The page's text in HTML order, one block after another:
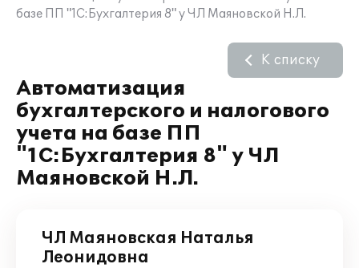
базе ПП "1С:Бухгалтерия 8" у ЧЛ Маяновской Н.Л.
Автоматизация
бухгалтерского и налогового
учета на базе ПП
"1С:Бухгалтерия 8" у ЧЛ
Маяновской Н.Л.
К списку
ЧЛ Маяновская Наталья
Леонидовна